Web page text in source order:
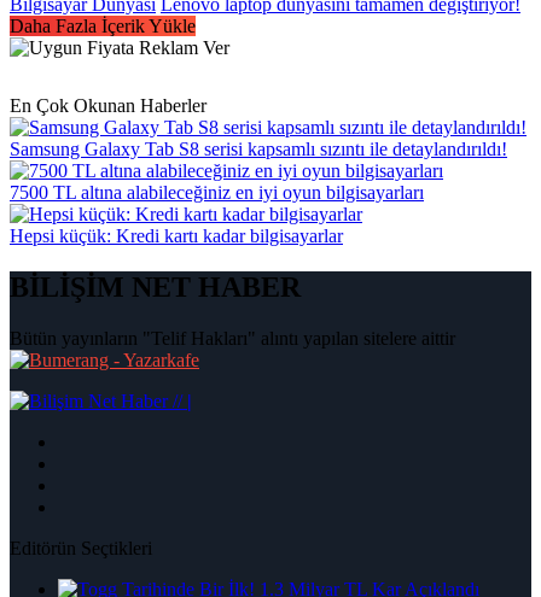
Bilgisayar Dünyası Lenovo laptop dünyasını tamamen değiştiriyor!
Daha Fazla İçerik Yükle
En Çok Okunan Haberler
Samsung Galaxy Tab S8 serisi kapsamlı sızıntı ile detaylandırıldı!
7500 TL altına alabileceğiniz en iyi oyun bilgisayarları
Hepsi küçük: Kredi kartı kadar bilgisayarlar
BİLİŞİM NET HABER
Bütün yayınların "Telif Hakları" alıntı yapılan sitelere aittir
|
Editörün Seçtikleri